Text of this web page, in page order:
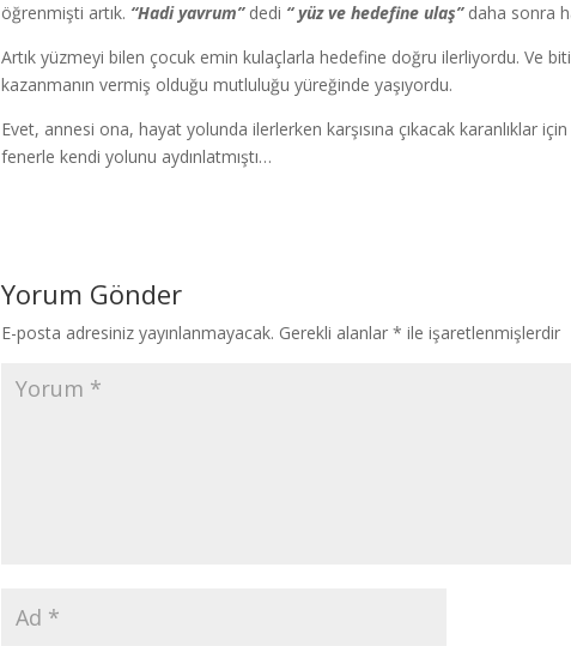
öğrenmişti artık. “Hadi yavrum”dedi “ yüz ve hedefine ulaş”daha sonra
Artık yüzmeyi bilen çocuk emin kulaçlarla hedefine doğru ilerliyordu. Ve
kazanmanın vermiş olduğu mutluluğu yüreğinde yaşıyordu.
Evet, annesi ona, hayat yolunda ilerlerken karşısına çıkacak karanlıklar
fenerle kendi yolunu aydınlatmıştı…
Yorum Gönder
E-posta adresiniz yayınlanmayacak. Gerekli alanlar * ile işaretlenmişlerdir